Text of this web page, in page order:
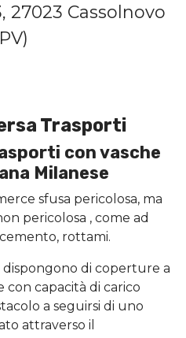
27023 Cassolnovo
Trasporti
con vasche
Milanese
sfusa pericolosa, ma
pericolosa , come ad
rottami.
dispongono di coperture a
capacità di carico
a seguirsi di uno
attraverso il